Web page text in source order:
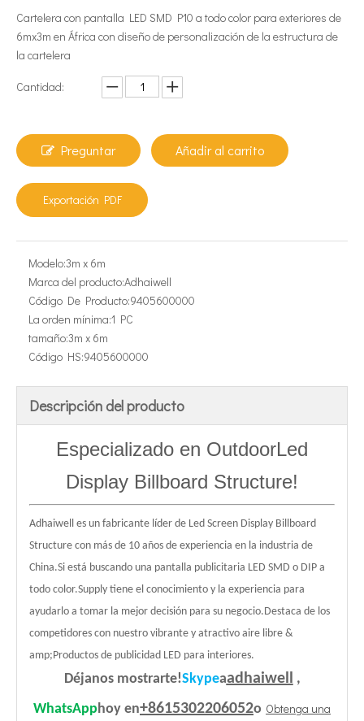
Cartelera con pantalla LED SMD P10 a todo color para exteriores de
6mx3m en África con diseño de personalización de la estructura de
la cartelera
Cantidad:
Preguntar Añadir al carrito
Exportación PDF
Modelo:3m x 6m
Marca del producto:Adhaiwell
Código De Producto:9405600000
La orden mínima:1 PC
tamaño:3m x 6m
Código HS:9405600000
Descripción del producto
Especializado en OutdoorLed
Display Billboard Structure!
Adhaiwell es un fabricante líder de Led Screen Display Billboard
Structure con más de 10 años de experiencia en la industria de
China.Si está buscando una pantalla publicitaria LED SMD o DIP a
todo color.Supply tiene el conocimiento y la experiencia para
ayudarlo a tomar la mejor decisión para su negocio.Destaca de los
competidores con nuestro vibrante y atractivo aire libre &
amp;Productos de publicidad LED para interiores.
Déjanos mostrarte!Skypeaadhaiwell ,
WhatsApphoy en+8615302206052o Obtenga una